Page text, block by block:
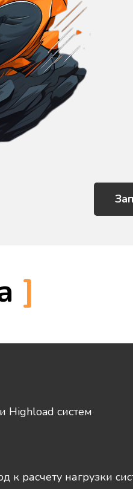
]
Highload систем
к расчету нагрузки